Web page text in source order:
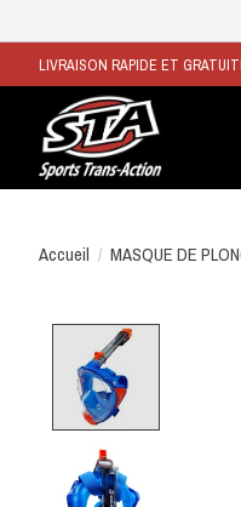
LIVRAISON RAPIDE ET
Accueil / MASQUE DE